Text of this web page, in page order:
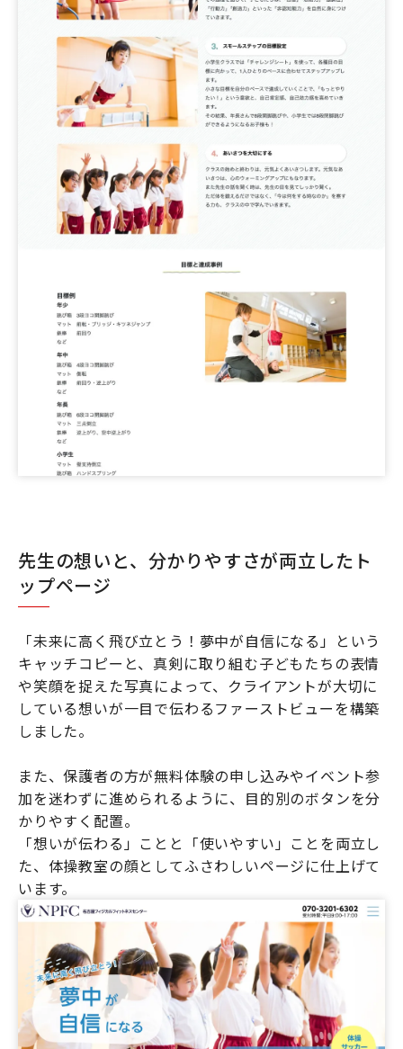
先生の想いと、分かりやすさが両立したト
ップページ
「未来に高く飛び立とう！夢中が自信になる」という
キャッチコピーと、真剣に取り組む子どもたちの表情
や笑顔を捉えた写真によって、クライアントが大切に
している想いが一目で伝わるファーストビューを構築
しました。
また、保護者の方が無料体験の申し込みやイベント参
加を迷わずに進められるように、目的別のボタンを分
かりやすく配置。
「想いが伝わる」ことと「使いやすい」ことを両立し
た、体操教室の顔としてふさわしいページに仕上げて
います。